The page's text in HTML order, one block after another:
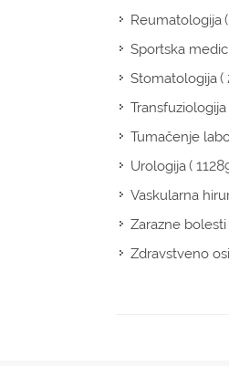
Reumatologija
Sportska
Stomatologija(
Transfuziologija
Tumačenje
Urologija(
Vaskularna
Zarazne bolesti
Zdravstveno